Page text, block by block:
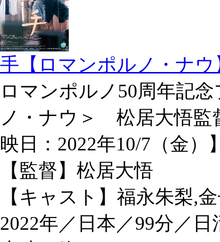
手【ロマンポルノ・ナウ
ロマンポルノ50周年記
ノ・ナウ＞ 松居大悟監
映日：2022年10/7（金）
【監督】松居大悟
【キャスト】福永朱梨,
2022年／日本／99分／日